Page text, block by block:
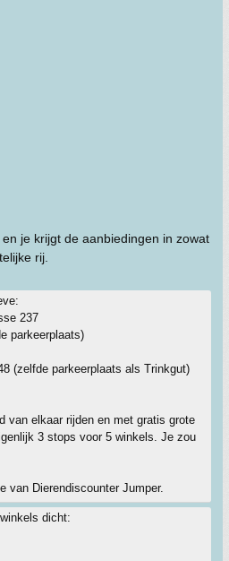
je krijgt de aanbiedingen in zowat
rij.
237
parkeerplaats)
(zelfde parkeerplaats als Trinkgut)
van elkaar rijden en met gratis grote
3 stops voor 5 winkels. Je zou
van Dierendiscounter Jumper.
dicht: